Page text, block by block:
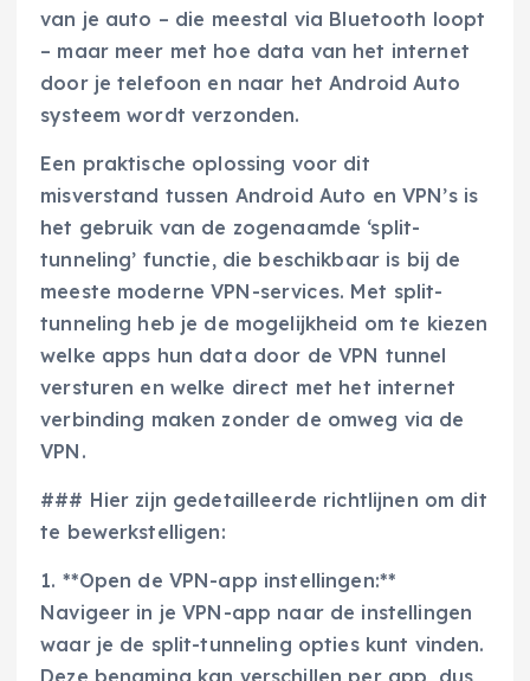
van je auto – die meestal via Bluetooth loopt
– maar meer met hoe data van het internet
door je telefoon en naar het Android Auto
systeem wordt verzonden.
Een praktische oplossing voor dit
misverstand tussen Android Auto en VPN’s is
het gebruik van de zogenaamde ‘split-
tunneling’ functie, die beschikbaar is bij de
meeste moderne VPN-services. Met split-
tunneling heb je de mogelijkheid om te kiezen
welke apps hun data door de VPN tunnel
versturen en welke direct met het internet
verbinding maken zonder de omweg via de
VPN.
### Hier zijn gedetailleerde richtlijnen om dit
te bewerkstelligen:
1. **Open de VPN-app instellingen:**
Navigeer in je VPN-app naar de instellingen
waar je de split-tunneling opties kunt vinden.
Deze benaming kan verschillen per app, dus